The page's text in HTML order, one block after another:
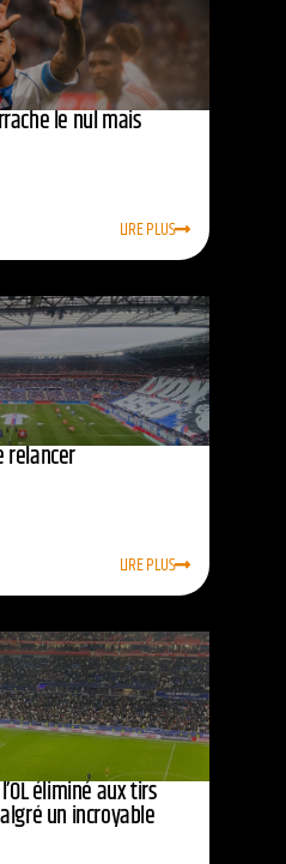
le nul mais
LIRE PLUS
relancer
LIRE PLUS
éliminé aux tirs
un incroyable